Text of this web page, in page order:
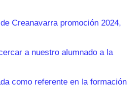
Creanavarra promoción 2024,
a nuestro alumnado a la
como referente en la formación